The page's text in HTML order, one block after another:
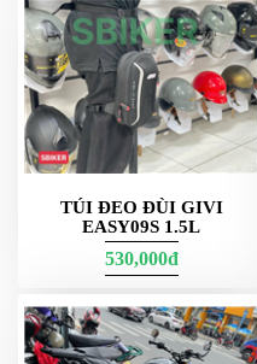
VÁ
XE
STOP
AND
GO
PHỤ
KIỆN
MOTOWOLF
XE
MÁY
TÚI ĐEO ĐÙI GIVI
EASY09S 1.5L
530,000đ